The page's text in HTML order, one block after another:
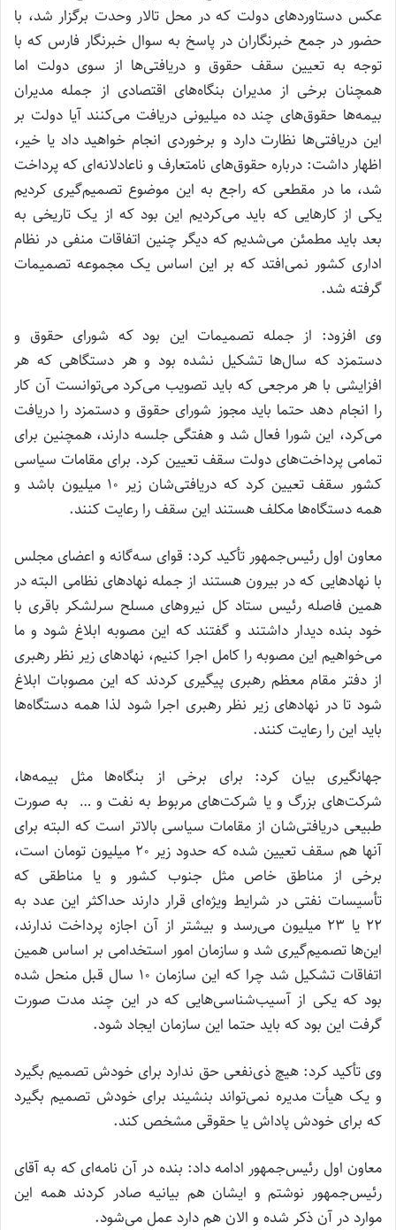
عکس دستاوردهای دولت که در محل تالار وحدت برگزار شد، با
حضور در جمع خبرنگاران در پاسخ به سوال خبرنگار فارس که با
توجه به تعیین سقف حقوق و دریافتی‌ها از سوی دولت اما
همچنان برخی از مدیران بنگاه‌های اقتصادی از جمله مدیران
بیمه‌ها حقوق‌های چند ده میلیونی دریافت می‌کنند آیا دولت بر
این دریافتی‌ها نظارت دارد و برخوردی انجام خواهید داد یا خیر،
اظهار داشت: درباره حقوق‌های نامتعارف و ناعادلانه‌ای که پرداخت
شد، ما در مقطعی که راجع به این موضوع تصمیم‌گیری کردیم
یکی از کارهایی که باید می‌‌کردیم این بود که از یک تاریخی به
بعد باید مطمئن می‌شدیم که دیگر چنین اتفاقات منفی در نظام
اداری کشور نمی‌افتد که بر این اساس یک مجموعه تصمیمات
گرفته شد.
وی افزود: از جمله تصمیمات این بود که شورای حقوق و
دستمزد که سال‌ها تشکیل نشده بود و هر دستگاهی که هر
افزایشی با هر مرجعی که باید تصویب می‌‌کرد می‌توانست آن کار
را انجام دهد حتما باید مجوز شورای حقوق و دستمزد را دریافت
می‌کرد، این شورا فعال شد و هفتگی جلسه دارند، همچنین برای
تمامی پرداخت‌های دولت سقف تعیین کرد. برای مقامات سیاسی
کشور سقف تعیین کرد که دریافتی‌شان زیر 10 میلیون باشد و
همه دستگاه‌ها مکلف هستند این سقف را رعایت کنند.
معاون اول رئیس‌جمهور تأکید کرد: قوای سه‌گانه و اعضای مجلس
با نهادهایی که در بیرون هستند از جمله نهادهای نظامی البته در
همین فاصله رئیس ستاد کل نیروهای مسلح سرلشکر باقری با
خود بنده دیدار داشتند و گفتند که این مصوبه ابلاغ شود و ما
می‌خواهیم این مصوبه را کامل اجرا کنیم، نهادهای زیر نظر رهبری
از دفتر مقام معظم رهبری پیگیری کردند که این مصوبات ابلاغ
شود تا در نهادهای زیر نظر رهبری اجرا شود لذا همه دستگاه‌ها
باید این را رعایت کنند.
جهانگیری بیان کرد:‌ برای برخی از بنگاه‌ها مثل بیمه‌ها،
شرکت‌های بزرگ و یا شرکت‌های مربوط به نفت و … به صورت
طبیعی دریافتی‌شان از مقامات سیاسی بالاتر است که البته برای
آنها هم سقف تعیین شده که حدود زیر 20 میلیون تومان است،
برخی از مناطق خاص مثل جنوب کشور و یا مناطقی که
تأسیسات نفتی در شرایط ویژ‌ه‌ای قرار دارند حداکثر این عدد به
22 یا 23 میلیون می‌رسد و بیشتر از آن اجازه پرداخت ندارند،
این‌ها تصمیم‌گیری شد و سازمان امور استخدامی بر اساس همین
اتفاقات تشکیل شد چرا که این سازمان 10 سال قبل منحل شده
بود که یکی از آسیب‌شناسی‌هایی که در این چند مدت صورت
گرفت این بود که باید حتما این سازمان ایجاد شود.
وی تأکید کرد: هیچ ذی‌نفعی حق ندارد برای خودش تصمیم بگیرد
و یک هیأت مدیره نمی‌تواند بنشیند برای خودش تصمیم بگیرد
که برای خودش پاداش یا حقوقی مشخص کند.
معاون اول رئیس‌جمهور ادامه داد: بنده در آن نامه‌ای که به آقای
رئیس‌جمهور نوشتم و ایشان هم بیانیه صادر کردند همه این
موارد در آن ذکر شده و الان هم دارد عمل می‌شود.